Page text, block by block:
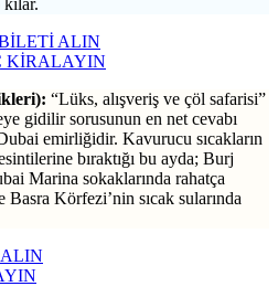
ALIN
KİRALAYIN
“Lüks, alışveriş ve çöl safarisi”
gidilir sorusunun en net cevabı
emirliğidir. Kavurucu sıcakların
bıraktığı bu ayda; Burj
Marina sokaklarında rahatça
Körfezi’nin sıcak sularında